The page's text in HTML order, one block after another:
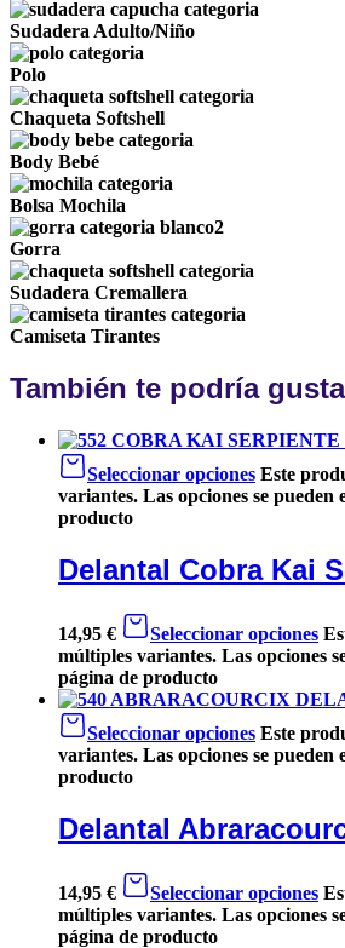
Sudadera Adulto/Niño
Polo
Chaqueta Softshell
Body Bebé
Bolsa Mochila
Gorra
Sudadera Cremallera
Camiseta Tirantes
También te podría
Seleccionar opciones Este
variantes. Las opciones se pueden
producto
Delantal Cobra Kai
14,95 € Seleccionar opciones
múltiples variantes. Las opciones
página de producto
Seleccionar opciones Este
variantes. Las opciones se pueden
producto
Delantal
14,95 € Seleccionar opciones
múltiples variantes. Las opciones
página de producto